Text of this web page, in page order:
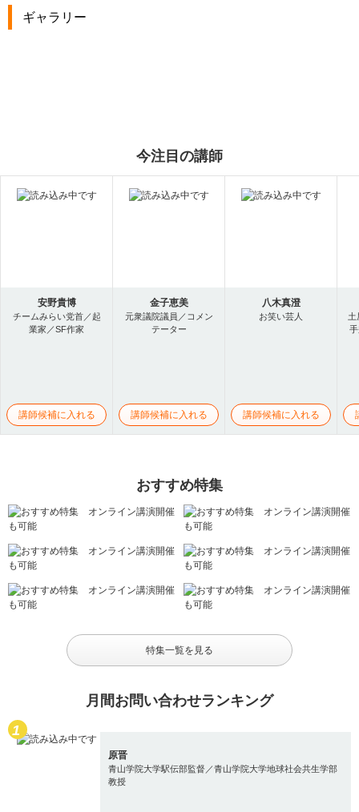
ギャラリー
今注目の講師
安野貴博
チームみらい党首／起
業家／SF作家
講師候補に入れる
金子恵美
元衆議院議員／コメン
テーター
講師候補に入れる
八木真澄
お笑い芸人
講師候補に入れる
土
おすすめ特集
特集一覧を見る
月間お問い合わせランキング
原晋
青山学院大学駅伝部監督／青山学院大学地球社会共生学部
教授